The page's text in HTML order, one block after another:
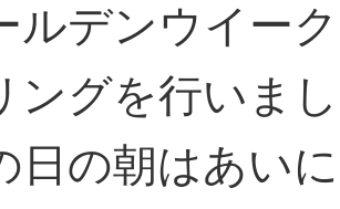
ルデンウイー
ングを行いま
日の朝はあい